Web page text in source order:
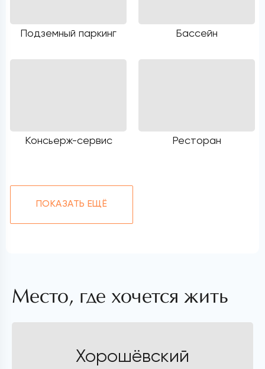
Подземный паркинг Бассейн
Консьерж-сервис Ресторан
ПОКАЗАТЬ ЕЩЁ
Место, где хочется жить
Хорошёвский